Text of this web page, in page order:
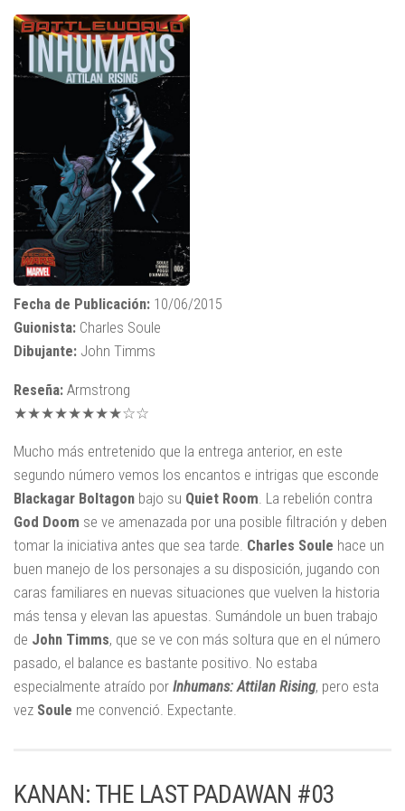
Fecha de Publicación: 10/06/2015
Guionista: Charles Soule
Dibujante: John Timms
Reseña: Armstrong
★★★★★★★★☆☆
Mucho más entretenido que la entrega anterior, en este
segundo número vemos los encantos e intrigas que esconde
Blackagar Boltagon bajo su Quiet Room. La rebelión contra
God Doom se ve amenazada por una posible filtración y deben
tomar la iniciativa antes que sea tarde. Charles Soule hace un
buen manejo de los personajes a su disposición, jugando con
caras familiares en nuevas situaciones que vuelven la historia
más tensa y elevan las apuestas. Sumándole un buen trabajo
de John Timms, que se ve con más soltura que en el número
pasado, el balance es bastante positivo. No estaba
especialmente atraído por Inhumans: Attilan Rising, pero esta
vez Soule me convenció. Expectante.
KANAN: THE LAST PADAWAN #03